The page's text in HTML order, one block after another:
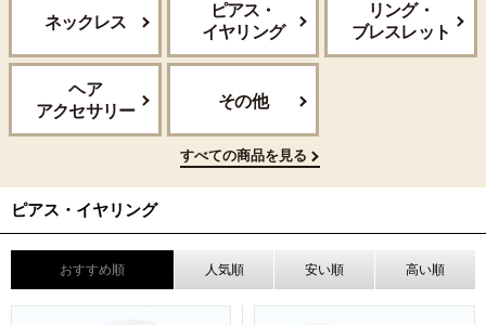
ネックレス
ピアス・
イヤリング
リング・
ブレスレット
ヘア
アクセサリー
その他
すべての商品を見る
ピアス・イヤリング
おすすめ順 人気順 安い順 高い順